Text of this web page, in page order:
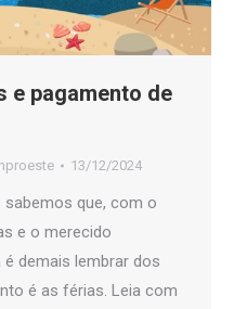
e pagamento de
13/12/2024
que, com o
e o merecido
demais lembrar dos
é as férias. Leia com